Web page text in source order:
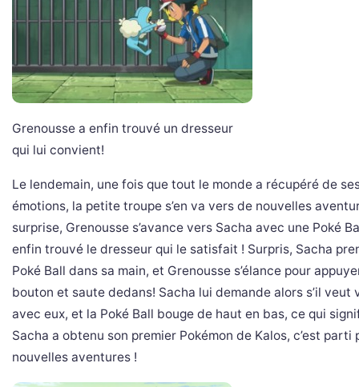
Grenousse a enfin trouvé un dresseur
qui lui convient!
Le lendemain, une fois que tout le monde a récupéré de
émotions, la petite troupe s’en va vers de nouvelles
surprise, Grenousse s’avance vers Sacha avec une Poké
enfin trouvé le dresseur qui le satisfait ! Surpris, Sacha
Poké Ball dans sa main, et Grenousse s’élance pour
bouton et saute dedans! Sacha lui demande alors s’il veut
avec eux, et la Poké Ball bouge de haut en bas, ce qui
Sacha a obtenu son premier Pokémon de Kalos, c’est parti
nouvelles aventures !